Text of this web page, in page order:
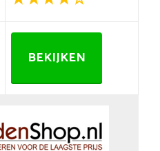
BEKIJKEN